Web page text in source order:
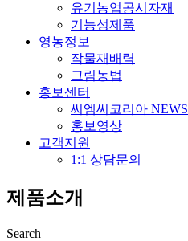
유기농업공시자재
기능성제품
영농정보
작물재배력
그림농법
홍보센터
씨엠씨코리아 NEWS
홍보영상
고객지원
1:1 상담문의
제품소개
Search